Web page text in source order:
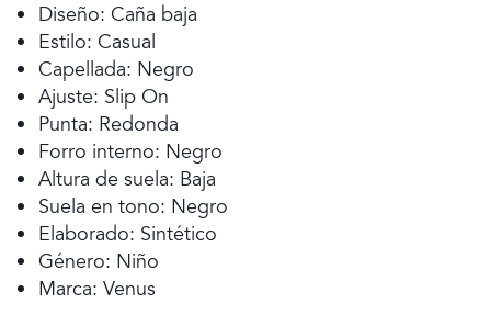
Diseño: Caña baja
Estilo: Casual
Capellada: Negro
Ajuste: Slip On
Punta: Redonda
Forro interno: Negro
Altura de suela: Baja
Suela en tono: Negro
Elaborado: Sintético
Género: Niño
Marca: Venus